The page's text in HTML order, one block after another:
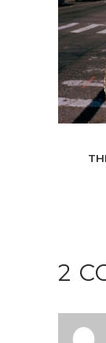
2